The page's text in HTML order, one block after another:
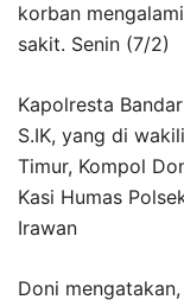
korban
sakit. Senin (7/2)
Kapolresta
S.IK, yang di
Timur, Kompol
Kasi Humas
Irawan
Doni